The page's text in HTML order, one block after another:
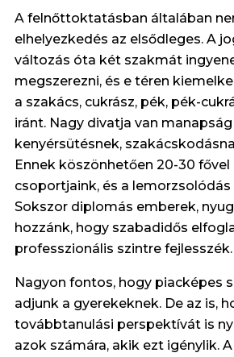
A felnőttoktatásban általában
elhelyezkedés az elsődleges. A
változás óta két szakmát
megszerezni, és e téren
a szakács, cukrász, pék, pék-
iránt. Nagy divatja van
kenyérsütésnek,
Ennek köszönhetően 20-30 fővel
csoportjaink, és a lemorzsolódás
Sokszor diplomás emberek,
hozzánk, hogy szabadidős
professzionális szintre fejlesszék.
Nagyon fontos, hogy piacképes
adjunk a gyerekeknek. De az is,
továbbtanulási perspektívát is
azok számára, akik ezt igénylik.